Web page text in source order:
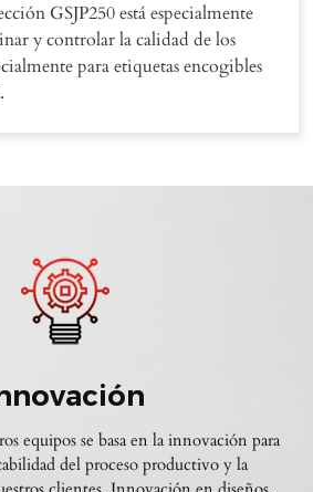
GSJP250 está especialmente
y controlar la calidad de los
para etiquetas encogibles
equipos se basa en la innovación para
del proceso productivo y la